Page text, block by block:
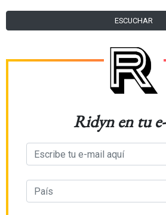
ESCUCHAR
Ridyn en tu